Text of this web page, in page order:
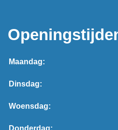
Maandag:
Dinsdag:
Woensdag:
Donderdag: